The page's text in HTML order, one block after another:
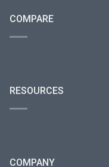
COMPARE
RESOURCES
COMPANY